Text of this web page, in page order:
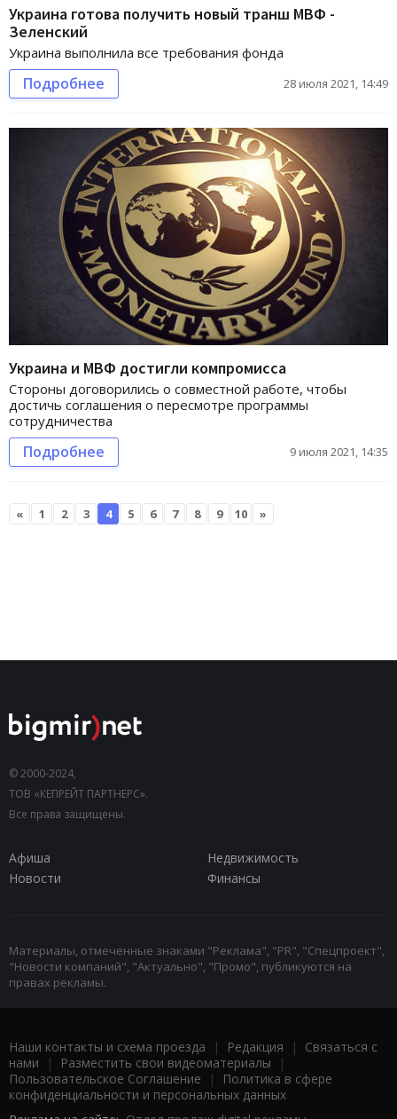
Украина готова получить новый транш МВФ -
Зеленский
Украина выполнила все требования фонда
Подробнее 28 июля 2021, 14:49
Украина и МВФ достигли компромисса
Стороны договорились о совместной работе, чтобы
достичь соглашения о пересмотре программы
сотрудничества
Подробнее 9 июля 2021, 14:35
« 1 2 3 4 5 6 7 8 9 10 »
© 2000-2024,
ТОВ «КЕПРЕЙТ ПАРТНЕРС».
Все права защищены.
Афиша
Недвижимость
Новости
Финансы
Материалы, отмеченные знаками "Реклама", "PR", "Спецпроект",
"Новости компаний", "Актуально", "Промо", публикуются на
правах рекламы.
Наши контакты и схема проезда | Редакция | Связаться с
нами | Разместить свои видеоматериалы |
Пользовательское Соглашение |
Политика в сфере
конфиденциальности и персональных данных